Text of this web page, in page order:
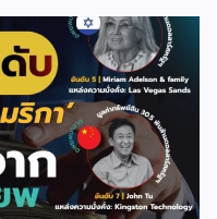
ขายสินค้าของตัวเอง ไป
ไปได้อย่างหลากหลาย
บันที่นิยมเสพวิดีโอท่อง
ลวางแผนเดินทาง หรือรับ
คอนเทนต์สายนี้จึงมี
อกาสให้ครีเอเตอร์ดึงจุด
Content ที่แตกต่างได้
โล่” จากเด็กกำพร้า
แบกเป้เที่ยวรอบโลก